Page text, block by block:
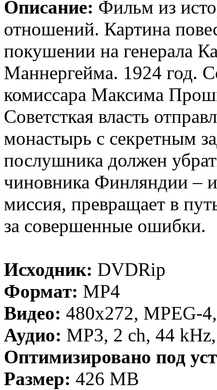
Описание: Фильм из
отношений. Картина
покушении на генерала
Маннергейма. 1924 год.
комиссара Максима
Советсткая власть
монастырь с секретным
послушника должен
чиновника Финляндии – и
миссия, превращает в
за совершенные ошибки.
Исходник: DVDRip
Формат: MP4
Видео: 480x272, MPEG-
Аудио: MP3, 2 ch, 44
Оптимизировано под
Размер: 426 MB